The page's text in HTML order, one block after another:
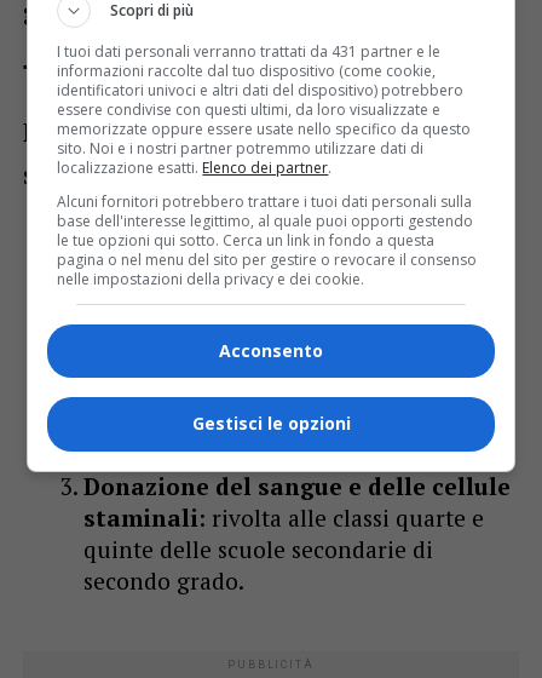
grado del Friuli-Venezia Giulia
Tematiche prioritarie
Per l’anno scolastico 2024-2025, il progetto
si concentrerà su tre tematiche principali:
Prevenzione degli incidenti stradali
e l’uso di sostanze: rivolta alle classi
terze delle scuole secondarie di secondo
Donazione degli organi: destinata alle
classi quarte delle scuole secondarie di
Donazione del sangue e delle cellule
staminali: rivolta alle classi quarte e
quinte delle scuole secondarie di
secondo grado.
Scopri di più
I tuoi dati personali verranno trattati da 431 partner e le
informazioni raccolte dal tuo dispositivo (come cookie,
identificatori univoci e altri dati del dispositivo) potrebbero
essere condivise con questi ultimi, da loro visualizzate e
memorizzate oppure essere usate nello specifico da questo
sito. Noi e i nostri partner potremmo utilizzare dati di
localizzazione esatti. Elenco dei partner.
Alcuni fornitori potrebbero trattare i tuoi dati personali sulla
base dell'interesse legittimo, al quale puoi opporti gestendo
le tue opzioni qui sotto. Cerca un link in fondo a questa
pagina o nel menu del sito per gestire o revocare il consenso
nelle impostazioni della privacy e dei cookie.
Acconsento
Gestisci le opzioni